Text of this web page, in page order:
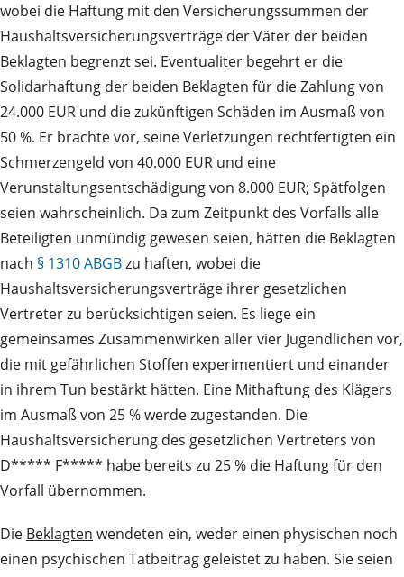
wobei die Haftung mit den Versicherungssummen der
Haushaltsversicherungsverträge der Väter der beiden
Beklagten begrenzt sei. Eventualiter begehrt er die
Solidarhaftung der beiden Beklagten für die Zahlung von
24.000 EUR und die zukünftigen Schäden im Ausmaß von
50 %. Er brachte vor, seine Verletzungen rechtfertigten ein
Schmerzengeld von 40.000 EUR und eine
Verunstaltungsentschädigung von 8.000 EUR; Spätfolgen
seien wahrscheinlich. Da zum Zeitpunkt des Vorfalls alle
Beteiligten unmündig gewesen seien, hätten die Beklagten
nach § 1310 ABGBzu haften, wobei die
Haushaltsversicherungsverträge ihrer gesetzlichen
Vertreter zu berücksichtigen seien. Es liege ein
gemeinsames Zusammenwirken aller vier Jugendlichen vor,
die mit gefährlichen Stoffen experimentiert und einander
in ihrem Tun bestärkt hätten. Eine Mithaftung des Klägers
im Ausmaß von 25 % werde zugestanden. Die
Haushaltsversicherung des gesetzlichen Vertreters von
D***** F***** habe bereits zu 25 % die Haftung für den
Vorfall übernommen.
Die Beklagten wendeten ein, weder einen physischen noch
einen psychischen Tatbeitrag geleistet zu haben. Sie seien